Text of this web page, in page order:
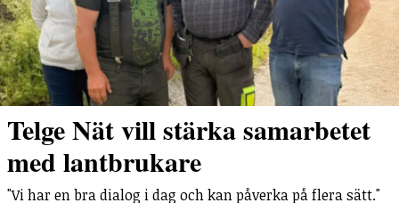
Telge Nät vill stärka samarbetet
med lantbrukare
"Vi har en bra dialog i dag och kan påverka på flera sätt."